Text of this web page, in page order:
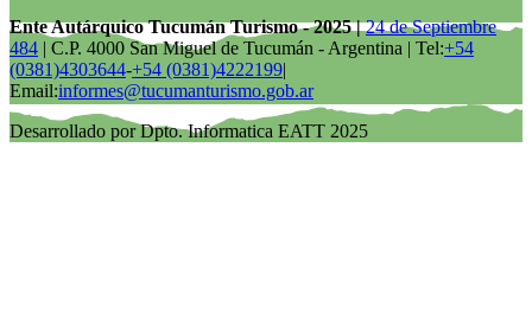
Ente Autárquico Tucumán Turismo - 2025 |24 de Septiembre
484 | C.P. 4000 San Miguel de Tucumán - Argentina | Tel:+54
(0381)4303644-+54 (0381)4222199|
Email:informes@tucumanturismo.gob.ar
Desarrollado por Dpto. Informatica EATT 2025